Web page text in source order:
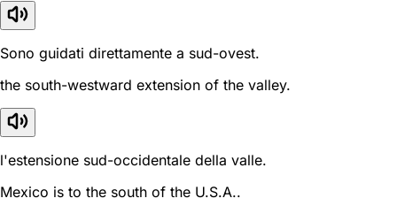
Sono guidati direttamente a sud-ovest.
the south-westward extension of the valley.
l'estensione sud-occidentale della valle.
Mexico is to the south of the U.S.A..